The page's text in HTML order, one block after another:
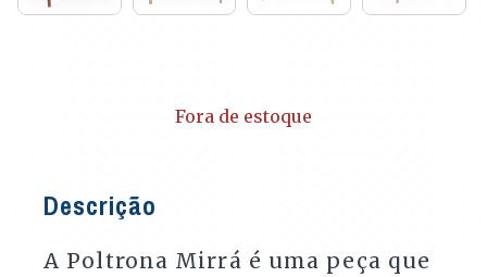
Fora de estoque
Descrição
A Poltrona Mirrá é uma peça que